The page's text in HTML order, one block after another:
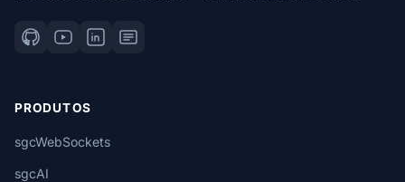
PRODUTOS
sgcWebSockets
sgcAI